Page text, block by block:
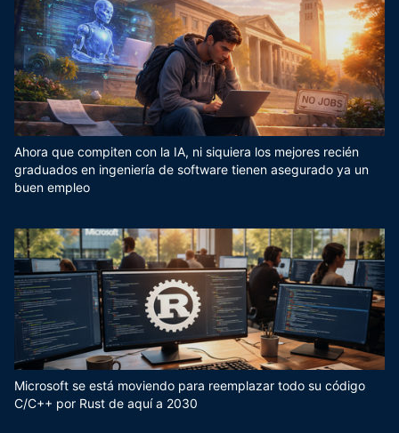
Ahora que compiten con la IA, ni siquiera los mejores recién
graduados en ingeniería de software tienen asegurado ya un
buen empleo
Microsoft se está moviendo para reemplazar todo su código
C/C++ por Rust de aquí a 2030